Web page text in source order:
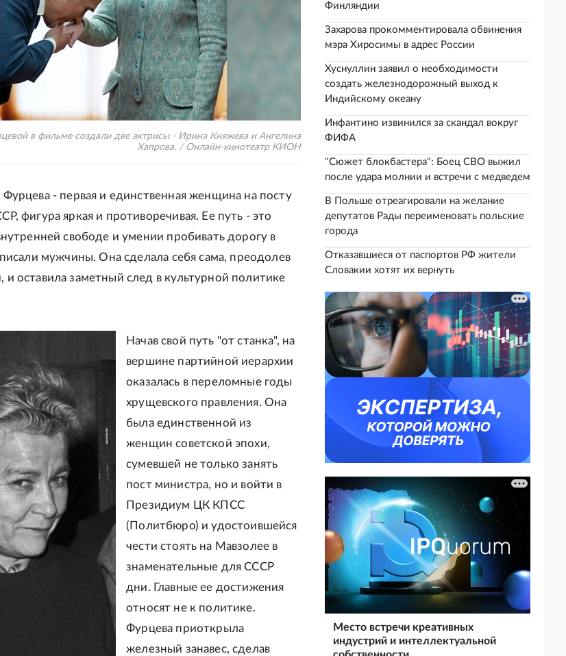
в фильме создали две актрисы - Ирина Княжева и Ангелина
Хапрова. / Онлайн-кинотеатр КИОН
Фурцева - первая и единственная женщина на посту
фигура яркая и противоречивая. Ее путь - это
свободе и умении пробивать дорогу в
мужчины. Она сделала себя сама, преодолев
оставила заметный след в культурной политике
Начав свой путь "от станка", на
вершине партийной иерархии
оказалась в переломные годы
хрущевского правления. Она
была единственной из
женщин советской эпохи,
сумевшей не только занять
пост министра, но и войти в
Президиум ЦК КПСС
(Политбюро) и удостоившейся
чести стоять на Мавзолее в
знаменательные для СССР
дни. Главные ее достижения
относят не к политике.
Фурцева приоткрыла
железный занавес, сделав
Финляндии
Захарова прокомментировала обвинения
мэра Хиросимы в адрес России
Хуснуллин заявил о необходимости
создать железнодорожный выход к
Индийскому океану
Инфантино извинился за скандал вокруг
ФИФА
"Сюжет блокбастера": Боец СВО выжил
после удара молнии и встречи с медведем
В Польше отреагировали на желание
депутатов Рады переименовать польские
города
Отказавшиеся от паспортов РФ жители
Словакии хотят их вернуть
Место встречи креативных
индустрий и интеллектуальной